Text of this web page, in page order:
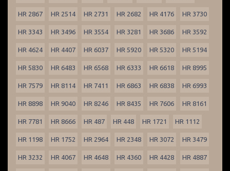
HR 2867 HR 2514 HR 2731 HR 2682 HR 4176 HR 3730
HR 3343 HR 3496 HR 3554 HR 3281 HR 3686 HR 3592
HR 4624 HR 4407 HR 6037 HR 5920 HR 5320 HR 5194
HR 5830 HR 6483 HR 6568 HR 6333 HR 6618 HR 8995
HR 7579 HR 8114 HR 7411 HR 6863 HR 6838 HR 6993
HR 8898 HR 9040 HR 8246 HR 8435 HR 7606 HR 8161
HR 7781 HR 8666 HR 487 HR 448 HR 1721 HR 1112
HR 1198 HR 1752 HR 2964 HR 2348 HR 3072 HR 3479
HR 3232 HR 4067 HR 4648 HR 4360 HR 4428 HR 4887